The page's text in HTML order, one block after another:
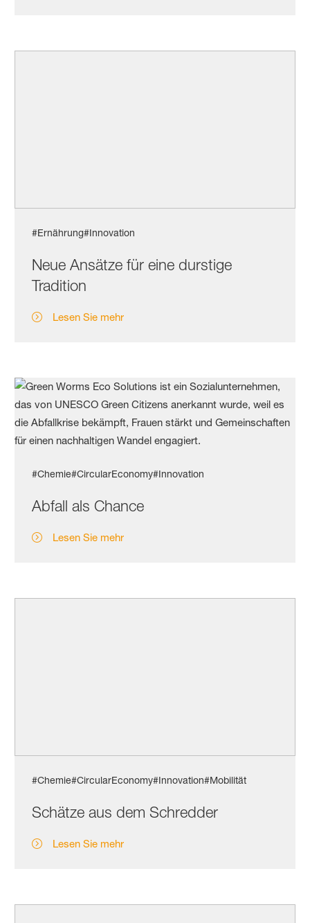
#Ernährung#Innovation
Neue Ansätze für eine durstige
Tradition
Lesen Sie mehr
#Chemie#CircularEconomy#Innovation
Abfall als Chance
Lesen Sie mehr
#Chemie#CircularEconomy#Innovation#Mobilität
Schätze aus dem Schredder
Lesen Sie mehr